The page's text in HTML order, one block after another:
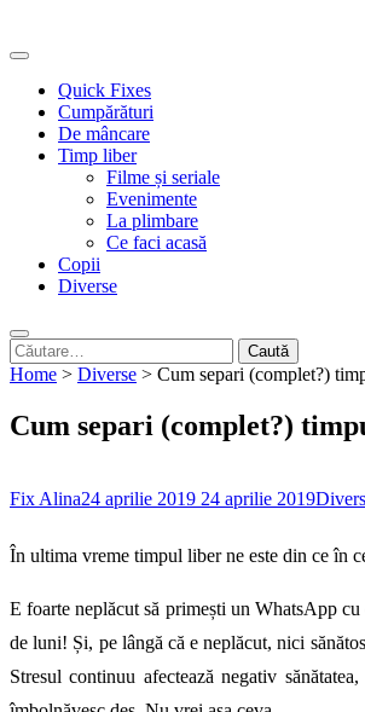
Quick Fixes
Cumpărături
De mâncare
Timp liber
Filme și seriale
Evenimente
La plimbare
Ce faci acasă
Copii
Diverse
Caută
după:
Home > Diverse > Cum separi (complet?)
Cum separi (complet?)
Fix Alina24 aprilie 2019 24 aprilie 2019
În ultima vreme timpul liber ne este din ce în
E foarte neplăcut să primești un WhatsApp
de luni! Și, pe lângă că e neplăcut, nici
Stresul continuu afectează negativ